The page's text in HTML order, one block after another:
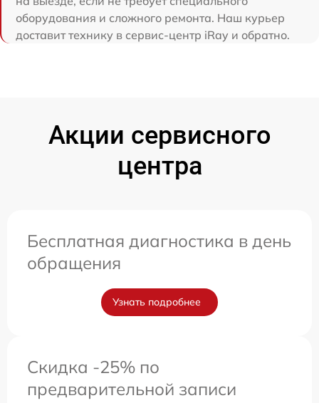
оборудования и сложного ремонта. Наш курьер
доставит технику в сервис-центр iRay и обратно.
Акции сервисного
центра
Бесплатная диагностика в день
обращения
Узнать подробнее
Скидка -25% по
предварительной записи